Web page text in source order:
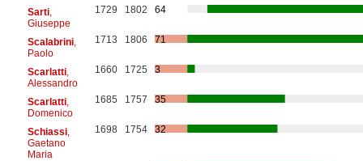
Sarti,
Giuseppe
1729 1802 64
Scalabrini,
Paolo
1713 1806 71
Scarlatti,
Alessandro
1660 1725 3
Scarlatti,
Domenico
1685 1757 35
Schiassi,
Gaetano
Maria
1698 1754 32